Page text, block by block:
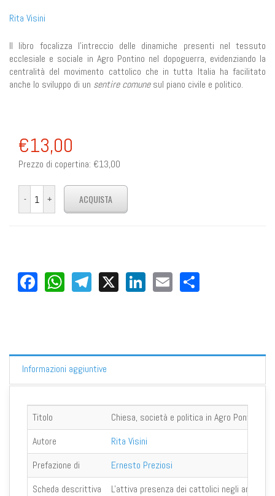
Rita Visini
Il libro focalizza l'intreccio delle dinamiche presenti nel tessuto
ecclesiale e sociale in Agro Pontino nel dopoguerra, evidenziando la
centralità del movimento cattolico che in tutta Italia ha facilitato
anche lo sviluppo di un sentire comunesul piano civile e politico.
€13,00
Prezzo di copertina: €13,00
Facebook
WhatsApp
Telegram
X LinkedIn
Email
Informazioni aggiuntive
Titolo
Chiesa, società e politica in Agro Pontino
Autore
Rita Visini
Prefazione di
Ernesto Preziosi
Scheda descrittiva
L'attiva presenza dei cattolici negli anni